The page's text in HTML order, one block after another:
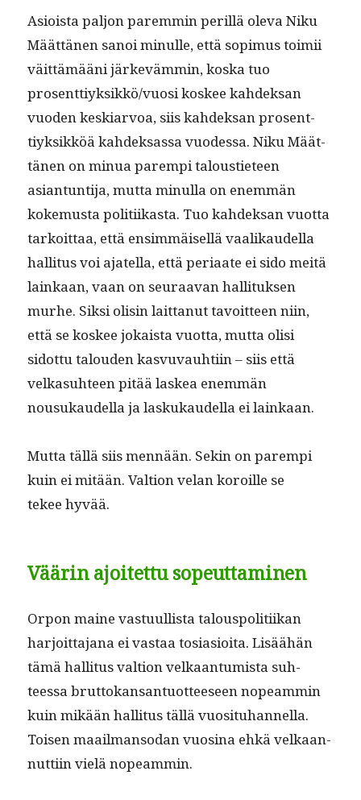
Asioista paljon parem­min per­il­lä ole­va Niku
Määt­tä­nen sanoi min­ulle, että sopimus toimii
väit­tämääni järkeväm­min, kos­ka tuo
prosenttiyksikkö/vuosi kos­kee kahdek­san
vuo­den keskiar­voa, siis kahdek­san pros­ent­
tiyk­sikköä kahdek­sas­sa vuodessa. Niku Määt­
tä­nen on min­ua parem­pi talousti­eteen
asiantun­ti­ja, mut­ta min­ul­la on enem­män
koke­mus­ta poli­ti­ikas­ta. Tuo kahdek­san vuot­ta
tarkoit­taa, että ensim­mäisel­lä vaa­likaudel­la
hal­li­tus voi ajatel­la, että peri­aate ei sido meitä
lainkaan, vaan on seu­raa­van hal­li­tuk­sen
murhe. Sik­si olisin lait­tanut tavoit­teen niin,
että se kos­kee jokaista vuot­ta, mut­ta olisi
sidot­tu talouden kasvu­vauhti­in – siis että
velka­suh­teen pitää laskea enem­män
nousukaudel­la ja laskukaudel­la ei lainkaan.
Mut­ta täl­lä siis men­nään. Sekin on parem­pi
kuin ei mitään. Val­tion velan koroille se
tekee hyvää.
Väärin ajoitettu sopeuttaminen
Orpon maine vas­tu­ullista talous­poli­ti­ikan
har­joit­ta­jana ei vas­taa tosi­a­sioi­ta. Lisäähän
tämä hal­li­tus val­tion velka­an­tu­mista suh­
teessa brut­tokansan­tuot­teeseen nopeam­min
kuin mikään hal­li­tus täl­lä vuosi­tuhan­nel­la.
Toisen maail­man­so­dan vuosi­na ehkä velka­an­
nut­ti­in vielä nopeammin.